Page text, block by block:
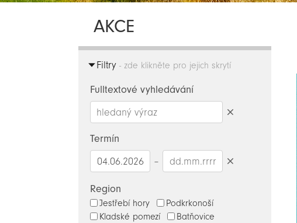
AKCE
Filtry - zde klikněte pro jejich skrytí
Fulltextové vyhledávání
Termín
–
Region
Jestřebí hory
Podkrkonoší
Kladské pomezí
Batňovice